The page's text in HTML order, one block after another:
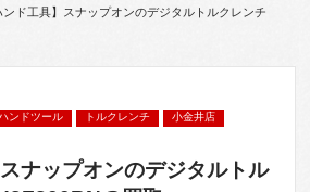
ンド工具】スナップオンのデジタルトルクレンチ
ンドツール トルクレンチ
小金井店
スナップオンのデジタルトル